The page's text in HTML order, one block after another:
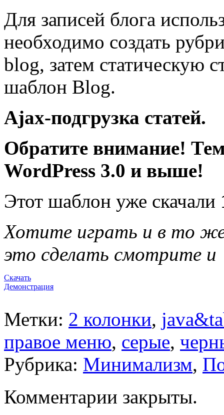
Для записей блога
необходимо создать
blog, затем статическую
шаблон Blog.
Ajax-подгрузка статей.
Обратите внимание!
WordPress 3.0 и выше!
Этот шаблон уже скачали
Хотите играть и в то
это сделать смотрите и
Скачать
Демонстрация
Метки: 2 колонки,
правое меню, серые,
Рубрика: Минимализм,
Комментарии закрыты.